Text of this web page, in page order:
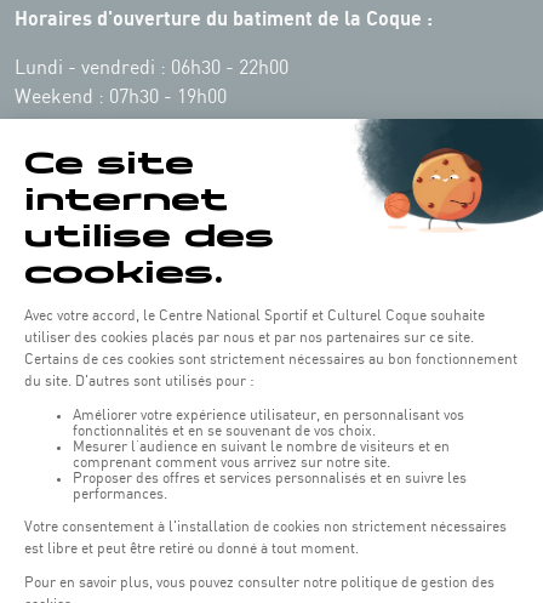
Horaires d'ouverture du batiment de la Coque :
Lundi - vendredi : 06h30 - 22h00
Weekend : 07h30 - 19h00
Pensez à vous informer des horaires d'ouverture de chaque activité.
Accès :
COQUE • 2 rue Léon Hengen, Luxembourg (L-1745)
Transport en commun: Arrêt Tram "Coque"
Parkings:
Parking Coque: payant -3 heures offertes pour les
(hors manifestations)
Pendant les jours d'événements à la Coque, les places de parkings sont
restreintes. Veuillez privilégier les transports en commun dans la mesure du
possible.
(2)Erasme (150m) : payant.
(3)Konrad Adenauer (1 km) : payant.